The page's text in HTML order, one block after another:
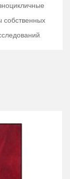
собственных